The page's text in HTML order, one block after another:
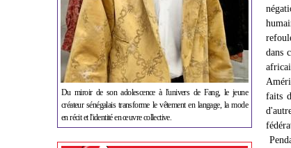
Du miroir de son adolescence à l'univers de Fang, le jeune
créateur sénégalais transforme le vêtement en langage, la mode
en récit et l'identité en œuvre collective.
dans
faits